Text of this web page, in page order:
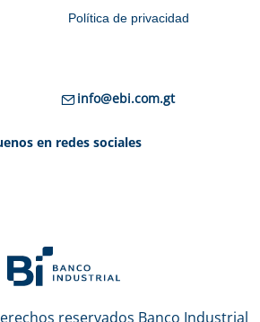
Política de privacidad
info@ebi.com.gt
en redes sociales
reservados Banco Industrial